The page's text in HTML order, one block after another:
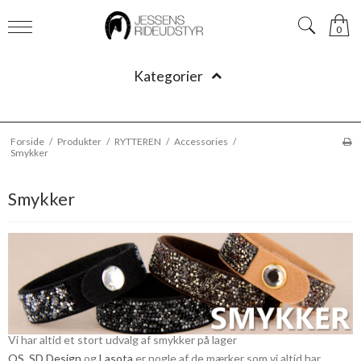
0
Kategorier
Forside / Produkter / RYTTEREN / Accessories /
Smykker
Smykker
Vi har altid et stort udvalg af smykker på lager